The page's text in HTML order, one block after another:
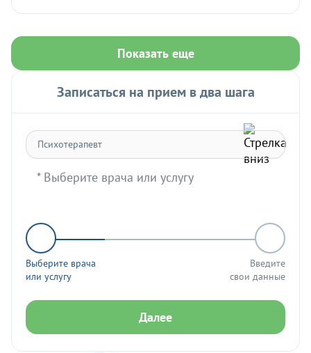
Показать еще
Записаться на прием в два шага
* Выберите врача или услугу
Выберите врача
или услугу
Введите
свои данные
Далее